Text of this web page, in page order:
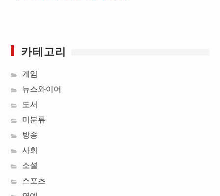
카테고리
게임
뉴스와이어
도서
미분류
방송
사회
소셜
스포츠